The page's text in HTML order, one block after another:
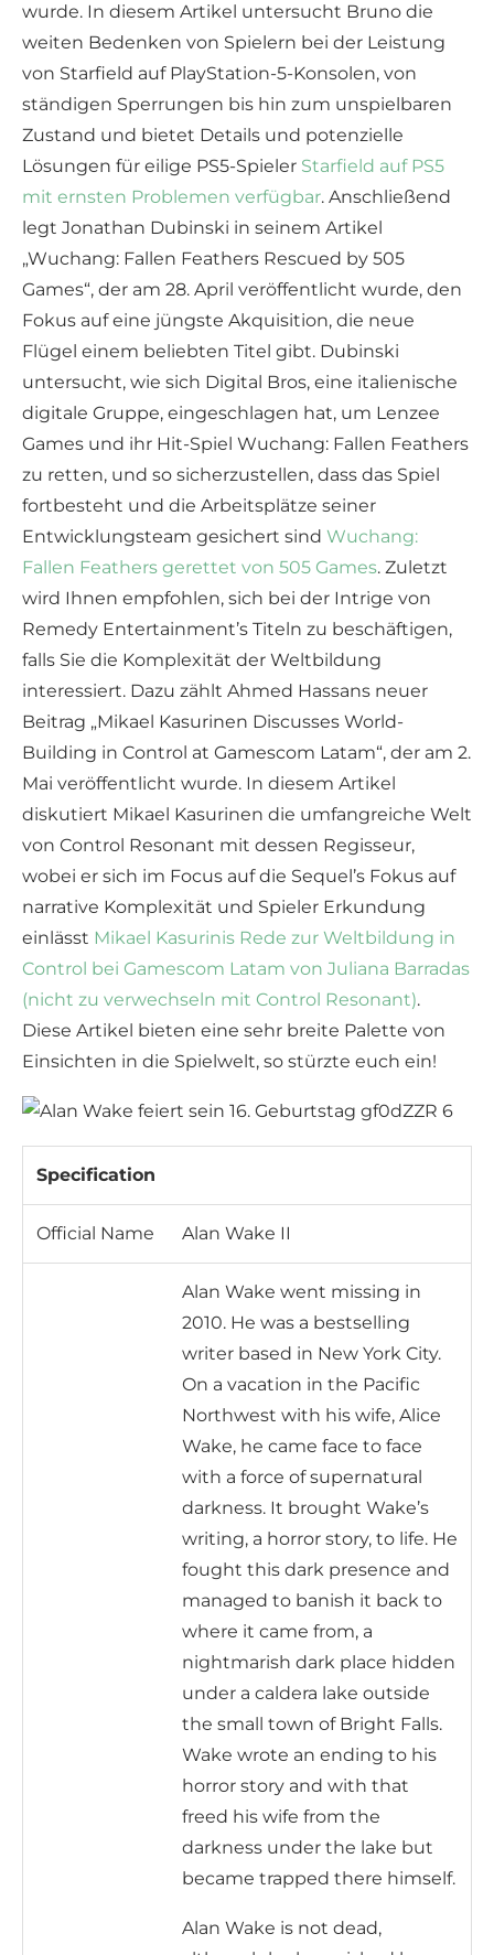
wurde. In diesem Artikel untersucht Bruno die
weiten Bedenken von Spielern bei der Leistung
von Starfield auf PlayStation-5-Konsolen, von
ständigen Sperrungen bis hin zum unspielbaren
Zustand und bietet Details und potenzielle
Lösungen für eilige PS5-Spieler Starfield auf PS5
mit ernsten Problemen verfügbar. Anschließend
legt Jonathan Dubinski in seinem Artikel
„Wuchang: Fallen Feathers Rescued by 505
Games“, der am 28. April veröffentlicht wurde, den
Fokus auf eine jüngste Akquisition, die neue
Flügel einem beliebten Titel gibt. Dubinski
untersucht, wie sich Digital Bros, eine italienische
digitale Gruppe, eingeschlagen hat, um Lenzee
Games und ihr Hit-Spiel Wuchang: Fallen Feathers
zu retten, und so sicherzustellen, dass das Spiel
fortbesteht und die Arbeitsplätze seiner
Entwicklungsteam gesichert sind Wuchang:
Fallen Feathers gerettet von 505 Games. Zuletzt
wird Ihnen empfohlen, sich bei der Intrige von
Remedy Entertainment’s Titeln zu beschäftigen,
falls Sie die Komplexität der Weltbildung
interessiert. Dazu zählt Ahmed Hassans neuer
Beitrag „Mikael Kasurinen Discusses World-
Building in Control at Gamescom Latam“, der am 2.
Mai veröffentlicht wurde. In diesem Artikel
diskutiert Mikael Kasurinen die umfangreiche Welt
von Control Resonant mit dessen Regisseur,
wobei er sich im Focus auf die Sequel’s Fokus auf
narrative Komplexität und Spieler Erkundung
einlässt Mikael Kasurinis Rede zur Weltbildung in
Control bei Gamescom Latam von Juliana Barradas
(nicht zu verwechseln mit Control Resonant).
Diese Artikel bieten eine sehr breite Palette von
Einsichten in die Spielwelt, so stürzte euch ein!
Specification
Official Name Alan Wake II
Alan Wake went missing in
2010. He was a bestselling
writer based in New York City.
On a vacation in the Pacific
Northwest with his wife, Alice
Wake, he came face to face
with a force of supernatural
darkness. It brought Wake’s
writing, a horror story, to life. He
fought this dark presence and
managed to banish it back to
where it came from, a
nightmarish dark place hidden
under a caldera lake outside
the small town of Bright Falls.
Wake wrote an ending to his
horror story and with that
freed his wife from the
darkness under the lake but
became trapped there himself.
Alan Wake is not dead,